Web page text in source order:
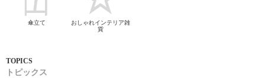
傘立て
おしゃれインテリア雑
貨
トピックス